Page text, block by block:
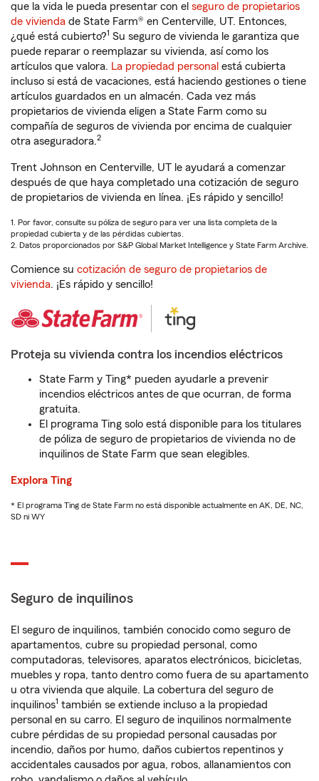
que la vida le pueda presentar con el seguro de propietarios
de vivienda de State Farm® en Centerville, UT. Entonces,
¿qué está cubierto?1 Su seguro de vivienda le garantiza que
puede reparar o reemplazar su vivienda, así como los
artículos que valora. La propiedad personal está cubierta
incluso si está de vacaciones, está haciendo gestiones o tiene
artículos guardados en un almacén. Cada vez más
propietarios de vivienda eligen a State Farm como su
compañía de seguros de vivienda por encima de cualquier
otra aseguradora.2
Trent Johnson en Centerville, UT le ayudará a comenzar
después de que haya completado una cotización de seguro
de propietarios de vivienda en línea. ¡Es rápido y sencillo!
1. Por favor, consulte su póliza de seguro para ver una lista completa de la
propiedad cubierta y de las pérdidas cubiertas.
2. Datos proporcionados por S&P Global Market Intelligence y State Farm Archive.
Comience su cotización de seguro de propietarios de
vivienda. ¡Es rápido y sencillo!
Proteja su vivienda contra los incendios eléctricos
State Farm y Ting* pueden ayudarle a prevenir
incendios eléctricos antes de que ocurran, de forma
gratuita.
El programa Ting solo está disponible para los titulares
de póliza de seguro de propietarios de vivienda no de
inquilinos de State Farm que sean elegibles.
Explora Ting
* El programa Ting de State Farm no está disponible actualmente en AK, DE, NC,
SD ni WY
Seguro de inquilinos
El seguro de inquilinos, también conocido como seguro de
apartamentos, cubre su propiedad personal, como
computadoras, televisores, aparatos electrónicos, bicicletas,
muebles y ropa, tanto dentro como fuera de su apartamento
u otra vivienda que alquile. La cobertura del seguro de
inquilinos1 también se extiende incluso a la propiedad
personal en su carro. El seguro de inquilinos normalmente
cubre pérdidas de su propiedad personal causadas por
incendio, daños por humo, daños cubiertos repentinos y
accidentales causados por agua, robos, allanamientos con